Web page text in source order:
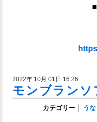
2022年 10月 01日 16:26
モンブランソ
カテゴリー う